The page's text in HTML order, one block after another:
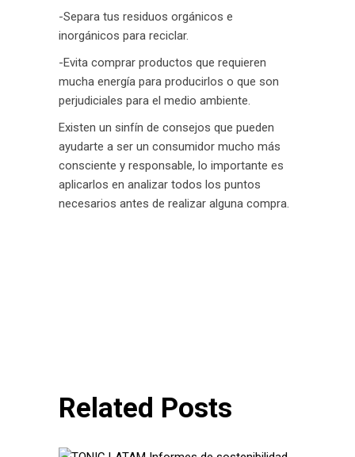
-Separa tus residuos orgánicos e
inorgánicos para reciclar.
-Evita comprar productos que requieren
mucha energía para producirlos o que son
perjudiciales para el medio ambiente.
Existen un sinfín de consejos que pueden
ayudarte a ser un consumidor mucho más
consciente y responsable, lo importante es
aplicarlos en analizar todos los puntos
necesarios antes de realizar alguna compra.
Related Posts